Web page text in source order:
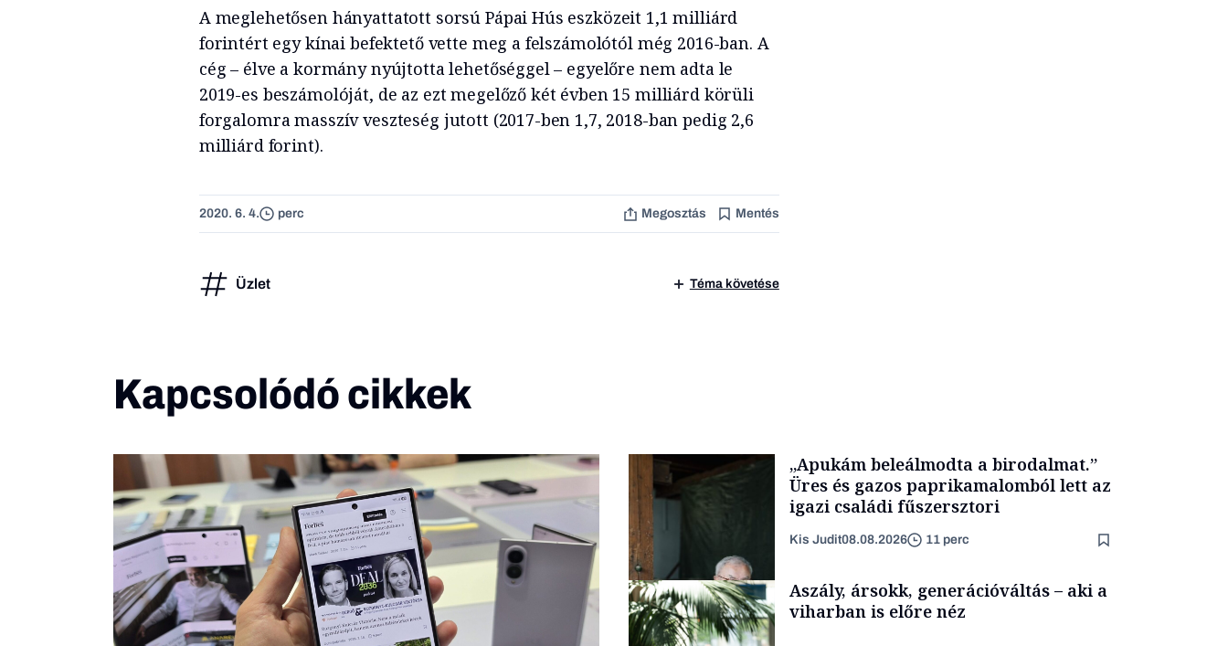
A meglehetősen hányattatott sorsú Pápai Hús eszközeit 1,1 milliárd
forintért egy kínai befektető vette meg a felszámolótól még 2016-ban. A
cég – élve a kormány nyújtotta lehetőséggel – egyelőre nem adta le
2019-es beszámolóját, de az ezt megelőző két évben 15 milliárd körüli
forgalomra masszív veszteség jutott (2017-ben 1,7, 2018-ban pedig 2,6
milliárd forint).
2020. 6. 4. perc Megosztás Mentés
Üzlet Téma követése
Kapcsolódó cikkek
„Apukám beleálmodta a birodalmat.”
Üres és gazos paprikamalomból lett az
igazi családi fűszersztori
Kis Judit08.08.2026 11 perc
Aszály, ársokk, generációváltás – aki a
viharban is előre néz